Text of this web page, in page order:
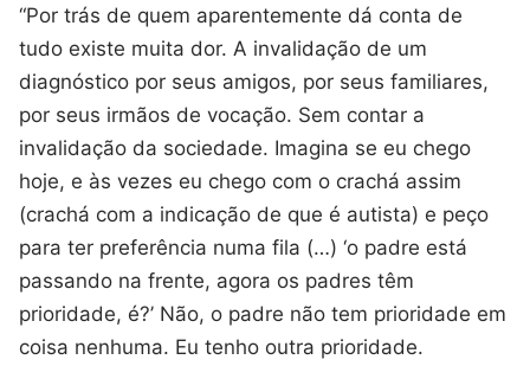
“Por trás de quem aparentemente dá conta de
tudo existe muita dor. A invalidação de um
diagnóstico por seus amigos, por seus familiares,
por seus irmãos de vocação. Sem contar a
invalidação da sociedade. Imagina se eu chego
hoje, e às vezes eu chego com o crachá assim
(crachá com a indicação de que é autista) e peço
para ter preferência numa fila (…) ‘o padre está
passando na frente, agora os padres têm
prioridade, é?’ Não, o padre não tem prioridade em
coisa nenhuma. Eu tenho outra prioridade.